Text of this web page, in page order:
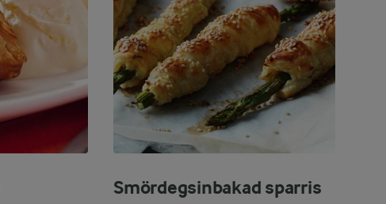
Smördegsinbakad sparris